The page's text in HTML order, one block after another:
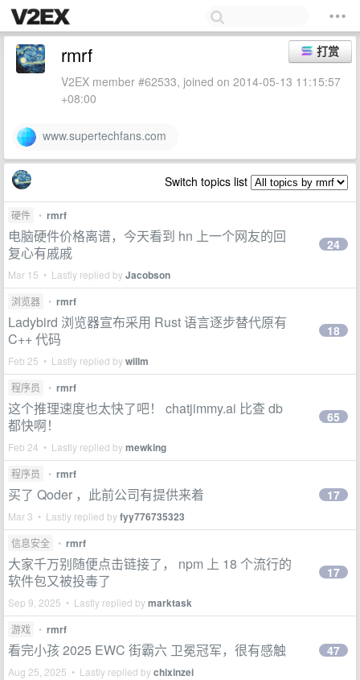
打赏
rmrf
V2EX member #62533, joined on 2014-05-13 11:15:57
+08:00
www.supertechfans.com
Switch topics list
硬件 • rmrf
电脑硬件价格离谱，今天看到 hn 上一个网友的回
复心有戚戚
Mar 15 • Lastly replied byJacobson
24
浏览器 • rmrf
Ladybird 浏览器宣布采用 Rust 语言逐步替代原有
C++ 代码
Feb 25 • Lastly replied bywillm
18
程序员 • rmrf
这个推理速度也太快了吧！ chatjimmy.ai 比查 db
都快啊！
Feb 24 • Lastly replied bymewking
65
程序员 • rmrf
买了 Qoder ，此前公司有提供来着
Mar 3 • Lastly replied byfyy776735323
17
信息安全 • rmrf
大家千万别随便点击链接了， npm 上 18 个流行的
软件包又被投毒了
Sep 9, 2025 • Lastly replied bymarktask
17
游戏 • rmrf
看完小孩 2025 EWC 街霸六 卫冕冠军，很有感触
Aug 25, 2025 • Lastly replied bychixinzei
47